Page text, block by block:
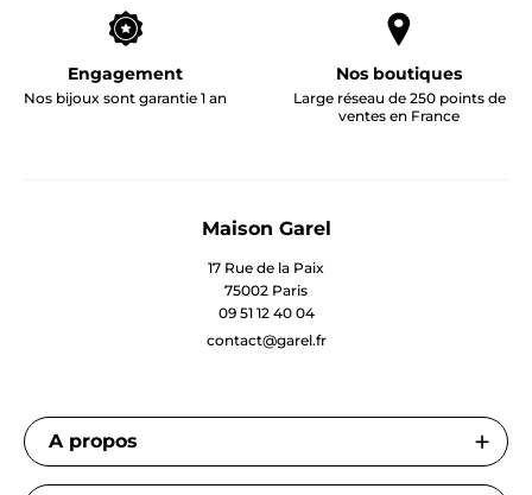
Engagement
Nos bijoux sont garantie 1 an
Nos boutiques
Large réseau de 250 points de
ventes en France
Maison Garel
17 Rue de la Paix
75002 Paris
09 51 12 40 04
contact@garel.fr
A propos